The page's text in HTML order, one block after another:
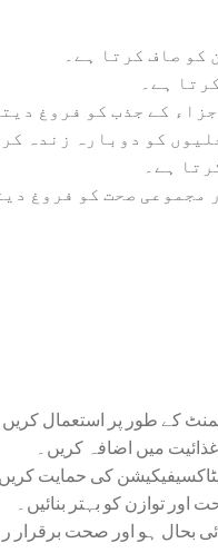
صاف کرتا ہے۔
ہے۔
کے جذب کو فروغ
کو دوبارہ زندہ
ہے۔
صحت کو فروغ
کے طور پر استعمال کریں۔
میں اضافہ کریں۔
کی حمایت
توازن کو بہتر بنائیں۔
بحال ہو اور صحت برقرار